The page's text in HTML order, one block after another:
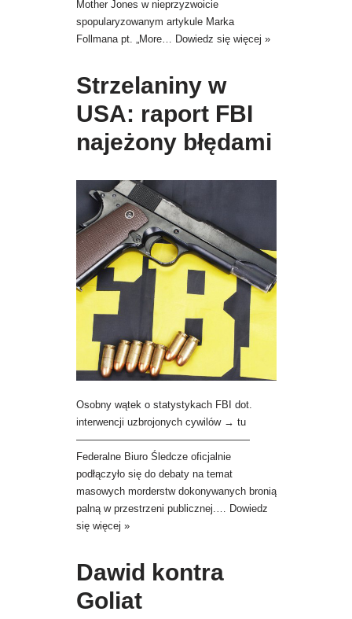
Mother Jones w nieprzyzwoicie
spopularyzowanym artykule Marka
Follmana pt. „More…
Dowiedz się więcej »
Strzelaniny w
USA: raport FBI
najeżony błędami
Osobny wątek o statystykach FBI dot.
interwencji uzbrojonych cywilów → tu
—————————————————
Federalne Biuro Śledcze oficjalnie
podłączyło się do debaty na temat
masowych morderstw dokonywanych bronią
palną w przestrzeni publicznej.…
Dowiedz
się więcej »
Dawid kontra
Goliat